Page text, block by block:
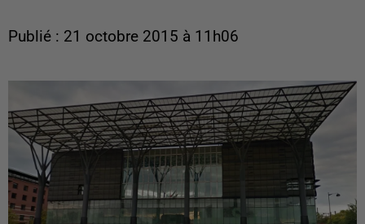
Publié : 21 octobre 2015 à 11h06